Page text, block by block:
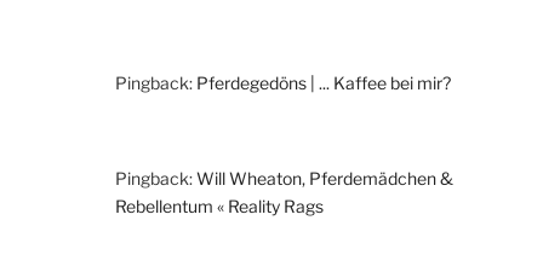
Pingback: Pferdegedöns | ... Kaffee bei mir?
Pingback:Will Wheaton, Pferdemädchen &
Rebellentum « Reality Rags